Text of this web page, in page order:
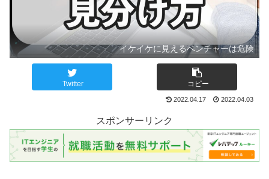
イケイケに見えるベンチャーは危険
Twitter コピー
2022.04.17 2022.04.03
スポンサーリンク